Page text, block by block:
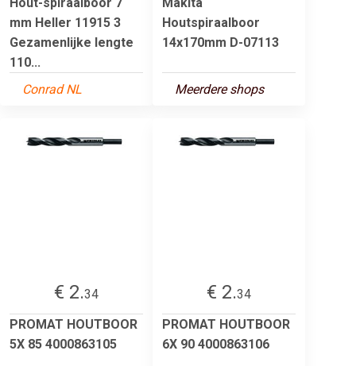
mm Heller 11915 3
Gezamenlijke lengte
110...
Conrad NL
Houtspiraalboor
14x170mm D-07113
Meerdere shops
€ 2.34
PROMAT HOUTBOOR
5X 85 4000863105
€ 2.34
PROMAT HOUTBOOR
6X 90 4000863106